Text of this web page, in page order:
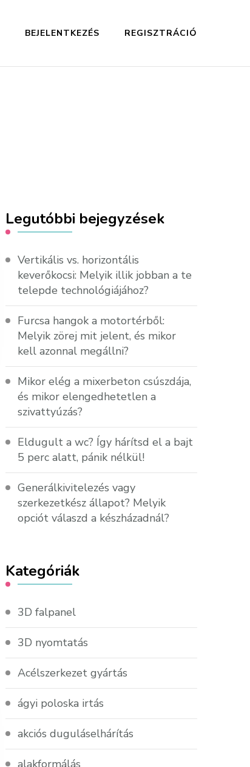
BEJELENTKEZÉS REGISZTRÁCIÓ
Legutóbbi bejegyzések
Vertikális vs. horizontális
keverőkocsi: Melyik illik jobban a te
telepde technológiájához?
Furcsa hangok a motortérből:
Melyik zörej mit jelent, és mikor
kell azonnal megállni?
Mikor elég a mixerbeton csúszdája,
és mikor elengedhetetlen a
szivattyúzás?
Eldugult a wc? Így hárítsd el a bajt
5 perc alatt, pánik nélkül!
Generálkivitelezés vagy
szerkezetkész állapot? Melyik
opciót válaszd a készházadnál?
Kategóriák
3D falpanel
3D nyomtatás
Acélszerkezet gyártás
ágyi poloska irtás
akciós duguláselhárítás
alakformálás